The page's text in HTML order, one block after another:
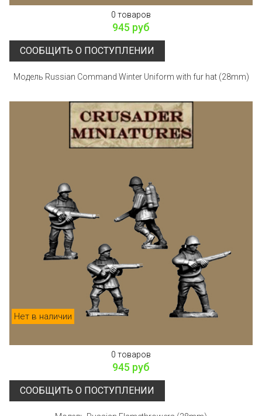
0 товаров
945 руб
СООБЩИТЬ О ПОСТУПЛЕНИИ
Модель Russian Command Winter Uniform with fur hat (28mm)
Нет в наличии
0 товаров
945 руб
СООБЩИТЬ О ПОСТУПЛЕНИИ